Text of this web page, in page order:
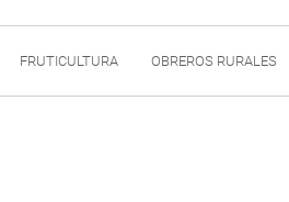
FRUTICULTURA OBREROS RURALES